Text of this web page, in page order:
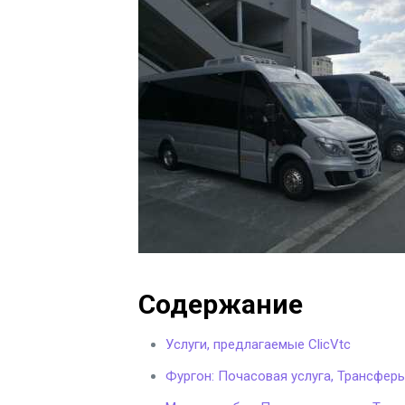
Содержание
Услуги, предлагаемые ClicVtc
Фургон: Почасовая услуга,